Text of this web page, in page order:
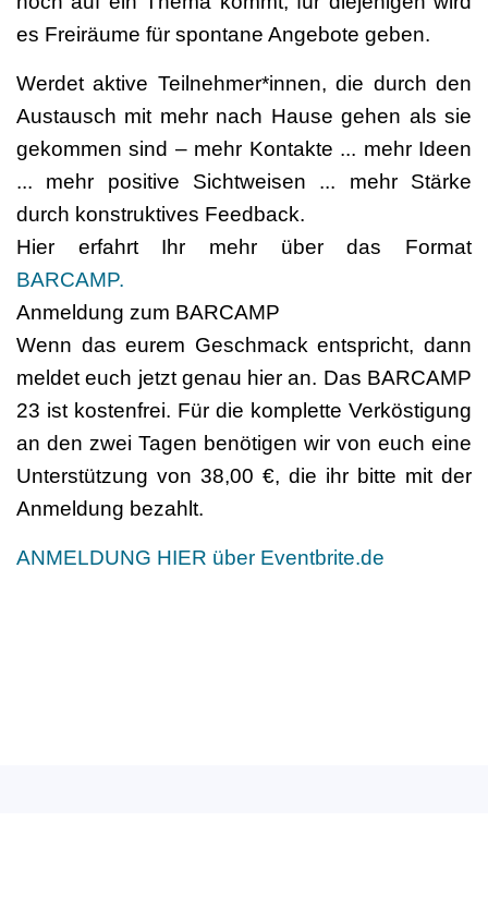
es Freiräume für spontane Angebote geben.
Werdet aktive Teilnehmer*innen, die durch den
Austausch mit mehr nach Hause gehen als sie
gekommen sind – mehr Kontakte ... mehr Ideen
... mehr positive Sichtweisen ... mehr Stärke
durch konstruktives Feedback.
Hier erfahrt Ihr mehr über das Format
BARCAMP.
Anmeldung zum BARCAMP
Wenn das eurem Geschmack entspricht, dann
meldet euch jetzt genau hier an. Das BARCAMP
23 ist kostenfrei. Für die komplette Verköstigung
an den zwei Tagen benötigen wir von euch eine
Unterstützung von 38,00 €, die ihr bitte mit der
Anmeldung bezahlt.
ANMELDUNG HIER über Eventbrite.de